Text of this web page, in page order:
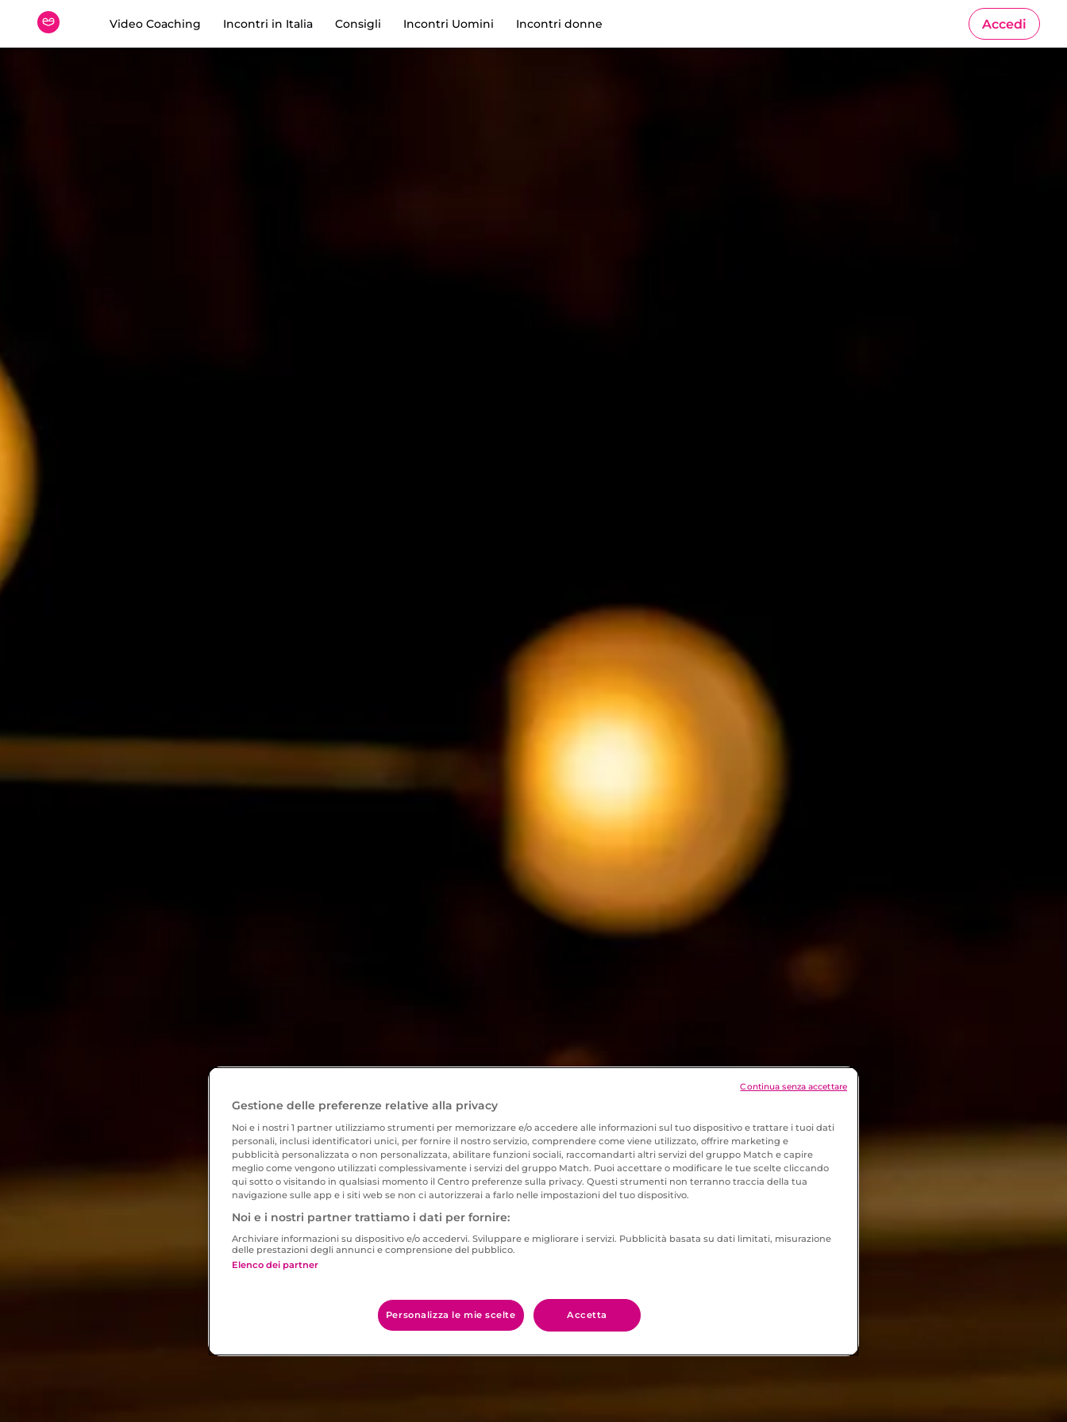
Meetic Video Coaching Incontri in Italia Consigli Incontri Uomini Incontri donne Accedi
Gestione delle preferenze relative alla privacy
Noi e i nostri 1 partner utilizziamo strumenti per memorizzare e/o accedere alle informazioni sul tuo dispositivo e trattare i tuoi dati
personali, inclusi identificatori unici, per fornire il nostro servizio, comprendere come viene utilizzato, offrire marketing e
pubblicità personalizzata o non personalizzata, abilitare funzioni sociali, raccomandarti altri servizi del gruppo Match e capire
meglio come vengono utilizzati complessivamente i servizi del gruppo Match. Puoi accettare o modificare le tue scelte cliccando
qui sotto o visitando in qualsiasi momento il Centro preferenze sulla privacy. Questi strumenti non terranno traccia della tua
navigazione sulle app e i siti web se non ci autorizzerai a farlo nelle impostazioni del tuo dispositivo.
Noi e i nostri partner trattiamo i dati per fornire:
Archiviare informazioni su dispositivo e/o accedervi. Sviluppare e migliorare i servizi. Pubblicità basata su dati limitati, misurazione
delle prestazioni degli annunci e comprensione del pubblico.
Elenco dei partner
Personalizza le mie scelte Accetta
Continua senza accettare